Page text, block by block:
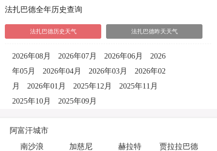
法扎巴德全年历史查询
法扎巴德历史天气 法扎巴德昨天天气
2026年08月 2026年07月 2026年06月
2026
年05月
2026年04月 2026年03月
2026年02
月
2026年01月 2025年12月
2025年11月
2025年10月
2025年09月
阿富汗城市
南沙浪
加慈尼 赫拉特
贾拉拉巴德